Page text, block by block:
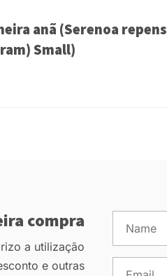
anã (Serenoa repens
Small)
compra
a utilização
e outras